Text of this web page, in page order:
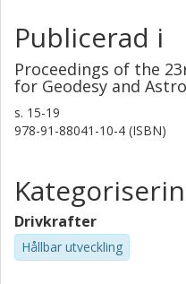
Forskning Andra
Karl-Åke L Johansson
Chalmers, Rymd- och
rymdobservatorium
Lars Pettersson
Chalmers, Rymd- och
rymdobservatorium
Forskning Andra
Publicerad i
Proceedings of the
for Geodesy and
s. 15-19
978-91-88041-10-4 (ISBN)
Drivkrafter
Hållbar utveckling